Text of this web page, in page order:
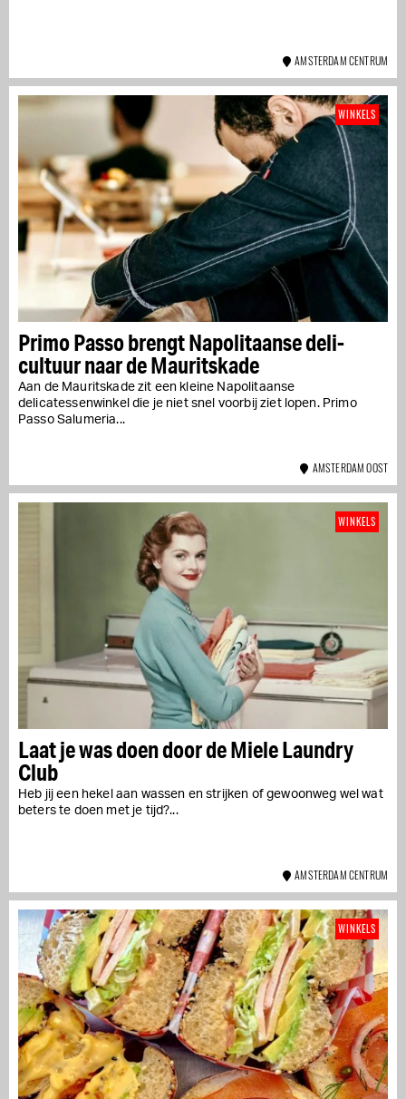
AMSTERDAM CENTRUM
Primo Passo brengt Napolitaanse deli-
cultuur naar de Mauritskade
Aan de Mauritskade zit een kleine Napolitaanse
delicatessenwinkel die je niet snel voorbij ziet lopen. Primo
Passo Salumeria...
WINKELS
AMSTERDAM OOST
Laat je was doen door de Miele Laundry
Club
Heb jij een hekel aan wassen en strijken of gewoonweg wel wat
beters te doen met je tijd?...
WINKELS
AMSTERDAM CENTRUM
WINKELS